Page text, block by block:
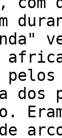
de